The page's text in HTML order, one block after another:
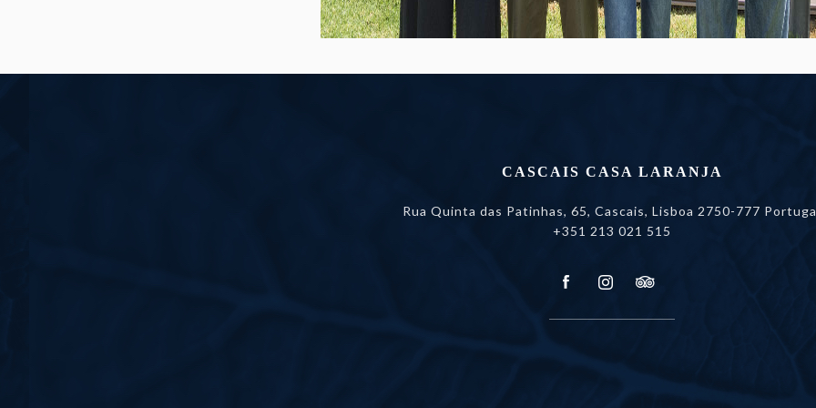
CASCAIS CASA LARANJA
Rua Quinta das Patinhas, 65, Cascais,Lisboa 2750-777
+351 213 021 515